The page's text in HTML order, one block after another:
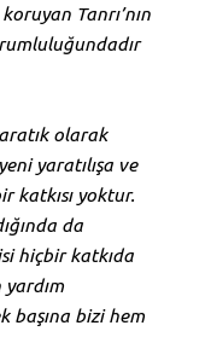
Tanrı’nın
olarak
yaratılışa ve
katkısı yoktur.
da
hiçbir katkıda
başına bizi hem